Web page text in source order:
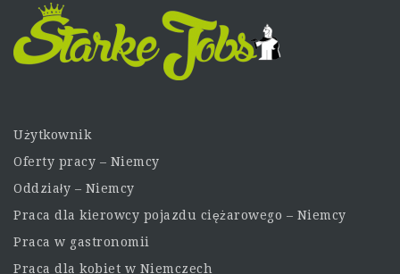
Użytkownik
Oferty pracy – Niemcy
Oddziały – Niemcy
Praca dla kierowcy pojazdu ciężarowego – Niemcy
Praca w gastronomii
Praca dla kobiet w Niemczech